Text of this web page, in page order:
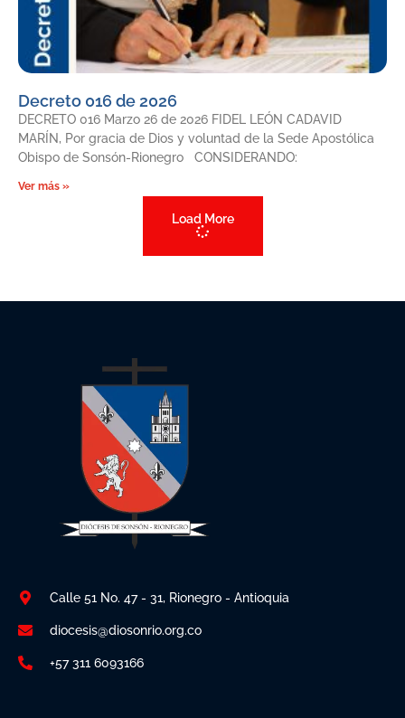
Decreto 016 de 2026
DECRETO 016 Marzo 26 de 2026 FIDEL LEÓN CADAVID
MARÍN, Por gracia de Dios y voluntad de la Sede Apostólica
Obispo de Sonsón-Rionegro CONSIDERANDO:
Ver más »
Load More
Calle 51 No. 47 - 31, Rionegro - Antioquia
diocesis@diosonrio.org.co
+57 311 6093166